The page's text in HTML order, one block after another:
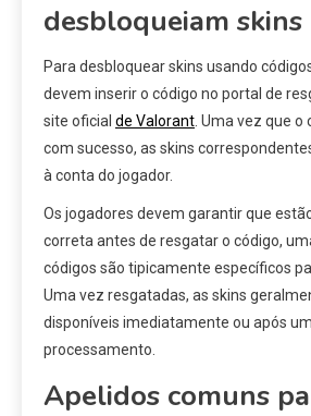
desbloqueiam skins
Para desbloquear skins usando
devem inserir o código no portal de
site oficial de Valorant . Uma vez que
com sucesso, as skins
à conta do jogador.
Os jogadores devem garantir que
correta antes de resgatar o código,
códigos são tipicamente específicos
Uma vez resgatadas, as skins
disponíveis imediatamente ou após
processamento.
Apelidos comuns